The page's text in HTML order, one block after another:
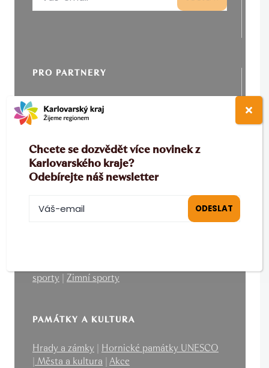
PRO PARTNERY
O KRAJI
Top v kraji| Lázně a wellness
Region Card
sporty
Zimní sporty
PAMÁTKY A KULTURA
Hrady a zámky
Hornické památky UNESCO
Města a kultura Akce
Chcete se dozvědět více novinek z
Karlovarského kraje?
Odebírejte náš newsletter